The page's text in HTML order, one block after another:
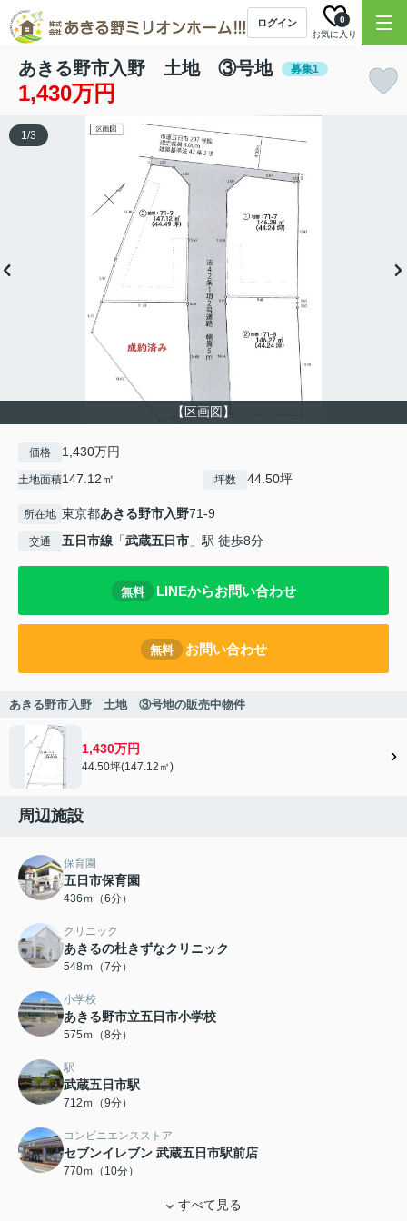
ログイン
お気に入り
0
あきる野市入野 土地 ③号地 募集1
1,430万円
【区画図】
1/3
価格 1,430万円
土地面積147.12㎡ 坪数 44.50坪
所在地 東京都あきる野市入野71-9
交通 五日市線 「武蔵五日市 」駅 徒歩8分
無料 LINEからお問い合わせ
無料 お問い合わせ
あきる野市入野 土地 ③号地の販売中物件
1,430万円
44.50坪(147.12㎡)
周辺施設
保育園
五日市保育園
436ｍ（6分）
クリニック
あきるの杜きずなクリニック
548ｍ（7分）
小学校
あきる野市立五日市小学校
575ｍ（8分）
駅
武蔵五日市駅
712ｍ（9分）
コンビニエンスストア
セブンイレブン 武蔵五日市駅前店
770ｍ（10分）
すべて見る